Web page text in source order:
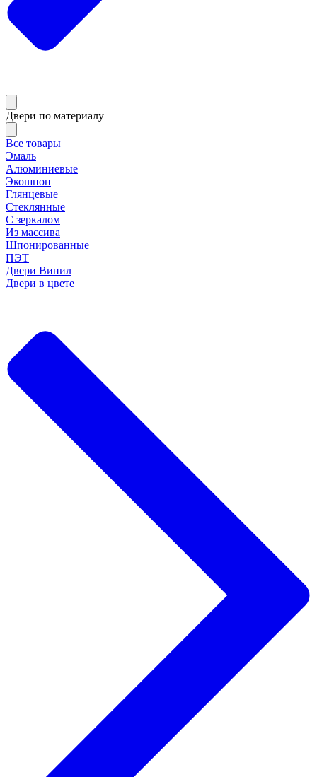
Двери по материалу
Все товары
Эмаль
Алюминиевые
Экошпон
Глянцевые
Стеклянные
С зеркалом
Из массива
Шпонированные
ПЭТ
Двери Винил
Двери в цвете